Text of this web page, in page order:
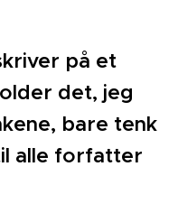
på et
det, jeg
bare tenk
alle forfatter